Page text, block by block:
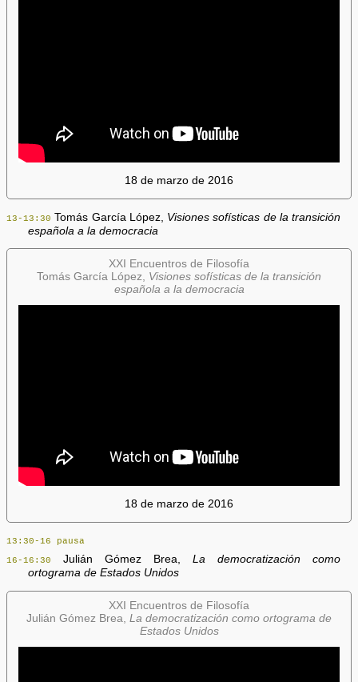
18 de marzo de 2016
13-13:30 Tomás García López, Visiones sofísticas de la transición
española a la democracia
XXI Encuentros de Filosofía
Tomás García López, Visiones sofísticas de la transición
española a la democracia
18 de marzo de 2016
13:30-16 pausa
16-16:30
Julián Gómez Brea,La democratización como
ortograma de Estados Unidos
XXI Encuentros de Filosofía
Julián Gómez Brea, La democratización como ortograma de
Estados Unidos